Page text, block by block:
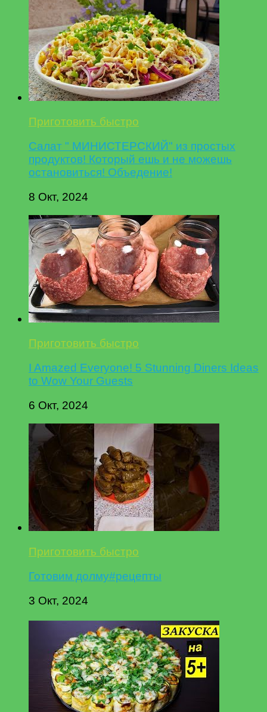
Приготовить быстро
Салат " МИНИСТЕРСКИЙ" из простых
продуктов! Который ешь и не можешь
остановиться! Объедение!
8 Окт, 2024
Приготовить быстро
I Amazed Everyone! 5 Stunning Diners Ideas
to Wow Your Guests
6 Окт, 2024
Приготовить быстро
Готовим долму#рецепты
3 Окт, 2024